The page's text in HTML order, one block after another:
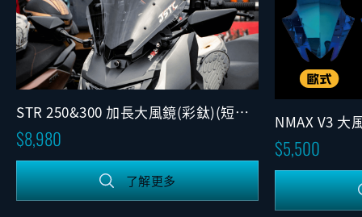
STR 250&300 加長大風鏡(彩鈦)(短後
照鏡)(可調版)
8,980
了解更多
NMAX V3 大
5,500